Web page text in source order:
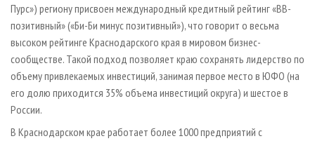
Пурс») региону присвоен международный кредитный рейтинг «BB-
позитивный» («Би-Би минус позитивный»), что говорит о весьма
высоком рейтинге Краснодарского края в мировом бизнес-
сообществе. Такой подход позволяет краю сохранять лидерство по
объему привлекаемых инвестиций, занимая первое место в ЮФО (на
его долю приходится 35% объема инвестиций округа) и шестое в
России.
В Краснодарском крае работает более 1000 предприятий с